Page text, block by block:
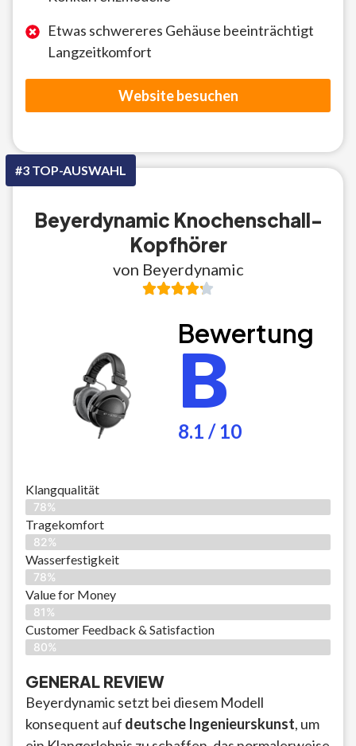
Etwas schwereres Gehäuse beeinträchtigt
Langzeitkomfort
Website besuchen
#3 TOP-AUSWAHL
Beyerdynamic Knochenschall-
Kopfhörer
von Beyerdynamic
Bewertung
B
8.1 / 10
Klangqualität
78%
Tragekomfort
82%
Wasserfestigkeit
78%
Value for Money
81%
Customer Feedback & Satisfaction​
80%
GENERAL REVIEW
Beyerdynamic setzt bei diesem Modell
konsequent auf deutsche Ingenieurskunst, um